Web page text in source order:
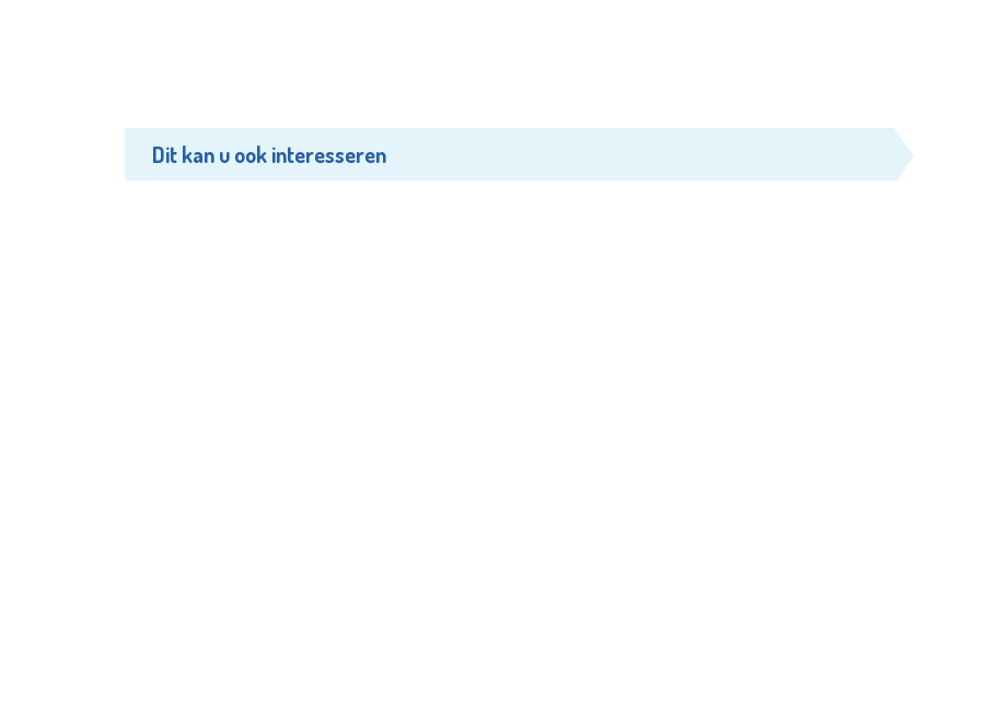
Dit kan u ook interesseren